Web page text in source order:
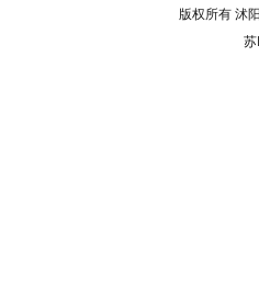
版权所有 沭